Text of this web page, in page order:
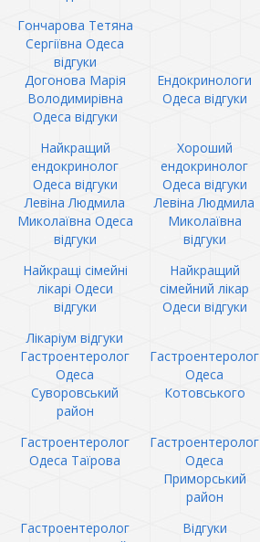
Гончарова Тетяна
Сергіївна Одеса
відгуки
Догонова Марія
Володимирівна
Одеса відгуки
Ендокринологи
Одеса відгуки
Найкращий
ендокринолог
Одеса відгуки
Хороший
ендокринолог
Одеса відгуки
Левіна Людмила
Миколаївна Одеса
відгуки
Левіна Людмила
Миколаївна
відгуки
Найкращі сімейні
лікарі Одеси
відгуки
Найкращий
сімейний лікар
Одеси відгуки
Лікаріум відгуки
Гастроентеролог
Одеса
Суворовський
район
Гастроентеролог
Одеса
Котовського
Гастроентеролог
Одеса Таїрова
Гастроентеролог
Одеса
Приморський
район
Гастроентеролог
Відгуки